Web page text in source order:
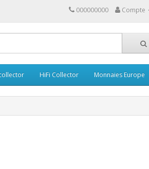
000000000 Compte
HiFi Collector Monnaies Europe